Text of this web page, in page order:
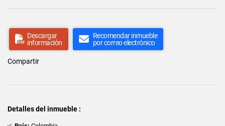
Descargar
información
Recomendar inmueble
por correo electrónico
Compartir
Detalles del inmueble :